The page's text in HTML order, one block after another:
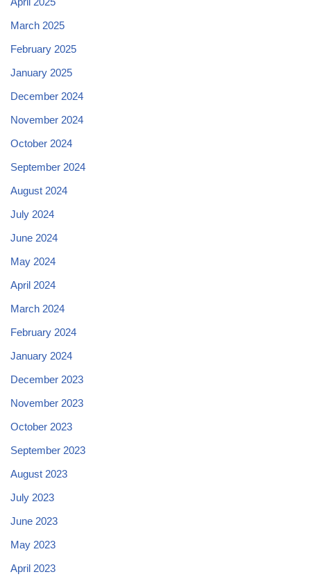
March 2025
February 2025
January 2025
December 2024
November 2024
October 2024
September 2024
August 2024
July 2024
June 2024
May 2024
April 2024
March 2024
February 2024
January 2024
December 2023
November 2023
October 2023
September 2023
August 2023
July 2023
June 2023
May 2023
April 2023